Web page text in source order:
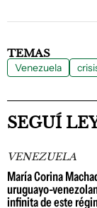
TEMAS
Venezuela
SEGUÍ
VENEZUELA
María Corina
uruguayo-
infinita de este